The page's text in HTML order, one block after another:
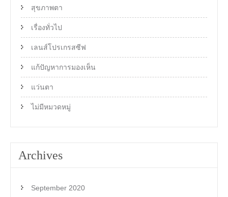
สุขภาพตา
เรื่องทั่วไป
เลนส์โปรเกรสซีฟ
แก้ปัญหาการมองเห็น
แว่นตา
ไม่มีหมวดหมู่
Archives
September 2020